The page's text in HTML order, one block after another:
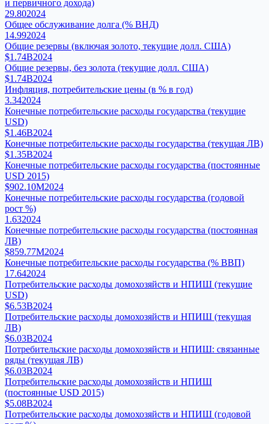
и первичного дохода)
29.802024
Общее обслуживание долга (% ВНД)
14.992024
Общие резервы (включая золото, текущие долл. США)
$1.74B2024
Общие резервы, без золота (текущие долл. США)
$1.74B2024
Инфляция, потребительские цены (в % в год)
3.342024
Конечные потребительские расходы государства (текущие
USD)
$1.46B2024
Конечные потребительские расходы государства (текущая ЛВ)
$1.35B2024
Конечные потребительские расходы государства (постоянные
USD 2015)
$902.10M2024
Конечные потребительские расходы государства (годовой
рост %)
1.632024
Конечные потребительские расходы государства (постоянная
ЛВ)
$859.77M2024
Конечные потребительские расходы государства (% ВВП)
17.642024
Потребительские расходы домохозяйств и НПИШ (текущие
USD)
$6.53B2024
Потребительские расходы домохозяйств и НПИШ (текущая
ЛВ)
$6.03B2024
Потребительские расходы домохозяйств и НПИШ: связанные
ряды (текущая ЛВ)
$6.03B2024
Потребительские расходы домохозяйств и НПИШ
(постоянные USD 2015)
$5.08B2024
Потребительские расходы домохозяйств и НПИШ (годовой